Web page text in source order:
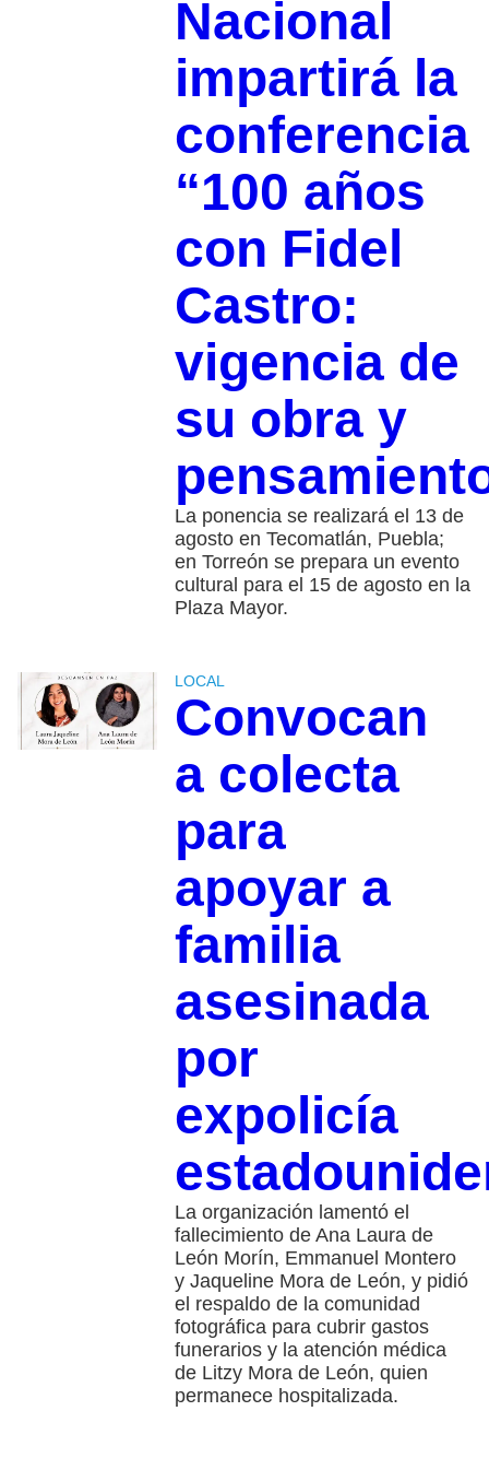
Nacional
impartirá la
conferencia
“100 años
con Fidel
Castro:
vigencia de
su obra y
La ponencia se realizará el 13 de
agosto en Tecomatlán, Puebla;
en Torreón se prepara un evento
cultural para el 15 de agosto en la
Plaza Mayor.
LOCAL
Convocan
a colecta
para
apoyar a
familia
asesinada
por
expolicía
La organización lamentó el
fallecimiento de Ana Laura de
León Morín, Emmanuel Montero
y Jaqueline Mora de León, y pidió
el respaldo de la comunidad
fotográfica para cubrir gastos
funerarios y la atención médica
de Litzy Mora de León, quien
permanece hospitalizada.